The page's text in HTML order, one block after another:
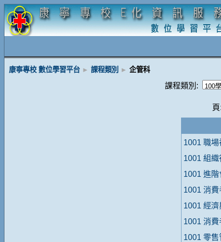
康寧專校 數位學習平台 ► 課程類別 ► 企管科
課程類別:
1001 職
1001 組
1001 進
1001 消
1001 經
1001 消
1001 零